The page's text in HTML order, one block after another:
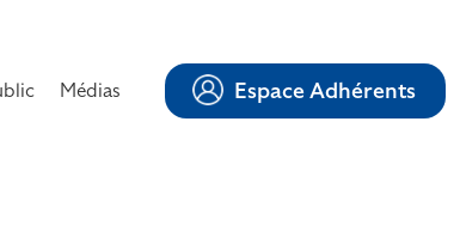
Médias Espace Adhérents